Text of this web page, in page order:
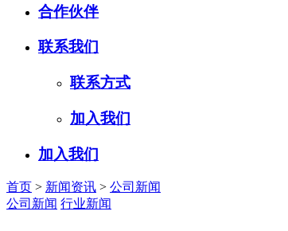
合作伙伴
联系我们
联系方式
加入我们
加入我们
首页 > 新闻资讯 > 公司新闻
公司新闻 行业新闻